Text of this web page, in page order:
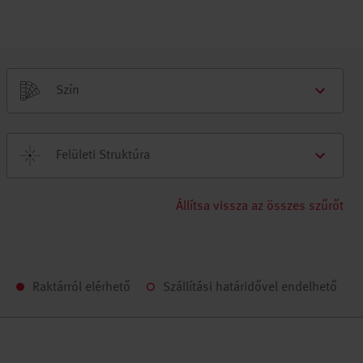
Szín
Felületi Struktúra
Állítsa vissza az összes szűrőt
Raktárról elérhető Szállítási határidővel endelhető